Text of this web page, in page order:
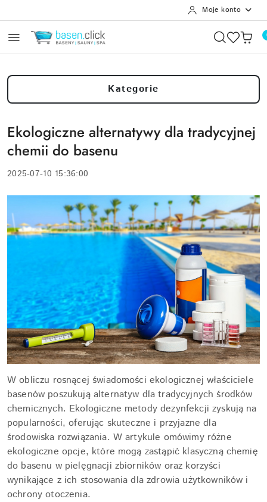
Moje konto
Kategorie
Ekologiczne alternatywy dla tradycyjnej
chemii do basenu
2025-07-10 15:36:00
W obliczu rosnącej świadomości ekologicznej właściciele
basenów poszukują alternatyw dla tradycyjnych środków
chemicznych. Ekologiczne metody dezynfekcji zyskują na
popularności, oferując skuteczne i przyjazne dla
środowiska rozwiązania. W artykule omówimy różne
ekologiczne opcje, które mogą zastąpić klasyczną chemię
do basenu w pielęgnacji zbiorników oraz korzyści
wynikające z ich stosowania dla zdrowia użytkowników i
ochrony otoczenia.